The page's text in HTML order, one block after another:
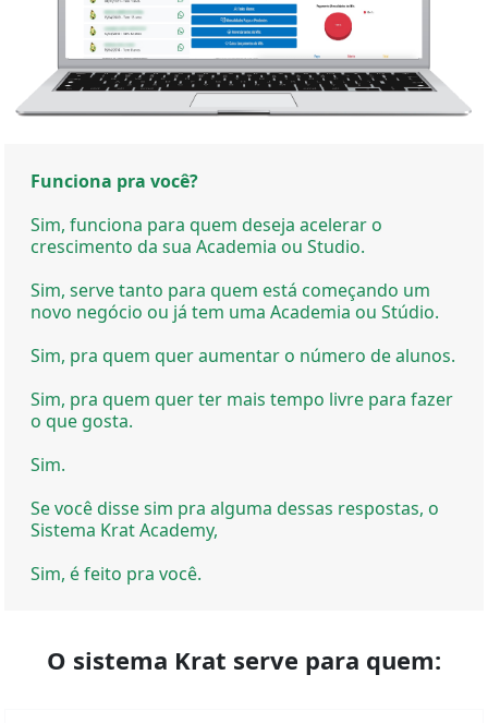
Funciona pra você?
Sim, funciona para quem deseja acelerar o
crescimento da sua Academia ou Studio.
Sim, serve tanto para quem está começando um
novo negócio ou já tem uma Academia ou Stúdio.
Sim, pra quem quer aumentar o número de alunos.
Sim, pra quem quer ter mais tempo livre para fazer
o que gosta.
Sim.
Se você disse sim pra alguma dessas respostas, o
Sistema Krat Academy,
Sim, é feito pra você.
O sistema Krat serve para quem: